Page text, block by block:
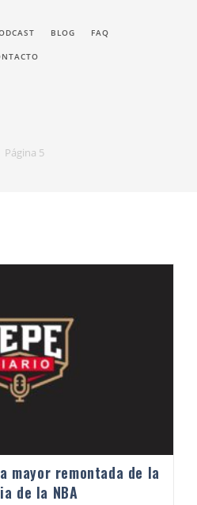
BLOG FAQ
Página 5
mayor remontada de la
de la NBA